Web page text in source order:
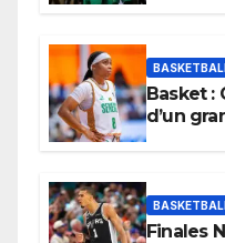
Basket :
d’un
Finales